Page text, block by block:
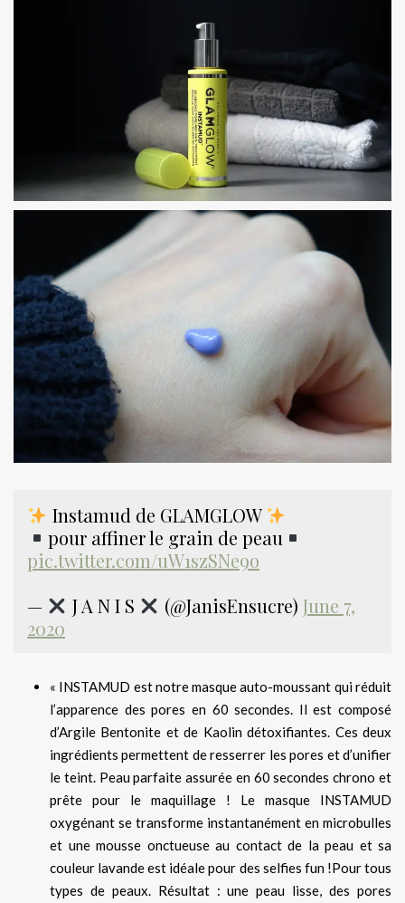
Instamud de GLAMGLOW
pour affiner le grain de peau
pic.twitter.com/uW1szSNe9o
—
J A N I S (@JanisEnsucre) June 7,
2020
« INSTAMUD est notre masque auto-moussant qui réduit
l’apparence des pores en 60 secondes. Il est composé
d’Argile Bentonite et de Kaolin détoxifiantes. Ces deux
ingrédients permettent de resserrer les pores et d’unifier
le teint. Peau parfaite assurée en 60 secondes chrono et
prête pour le maquillage ! Le masque INSTAMUD
oxygénant se transforme instantanément en microbulles
et une mousse onctueuse au contact de la peau et sa
couleur lavande est idéale pour des selfies fun !Pour tous
types de peaux. Résultat : une peau lisse, des pores